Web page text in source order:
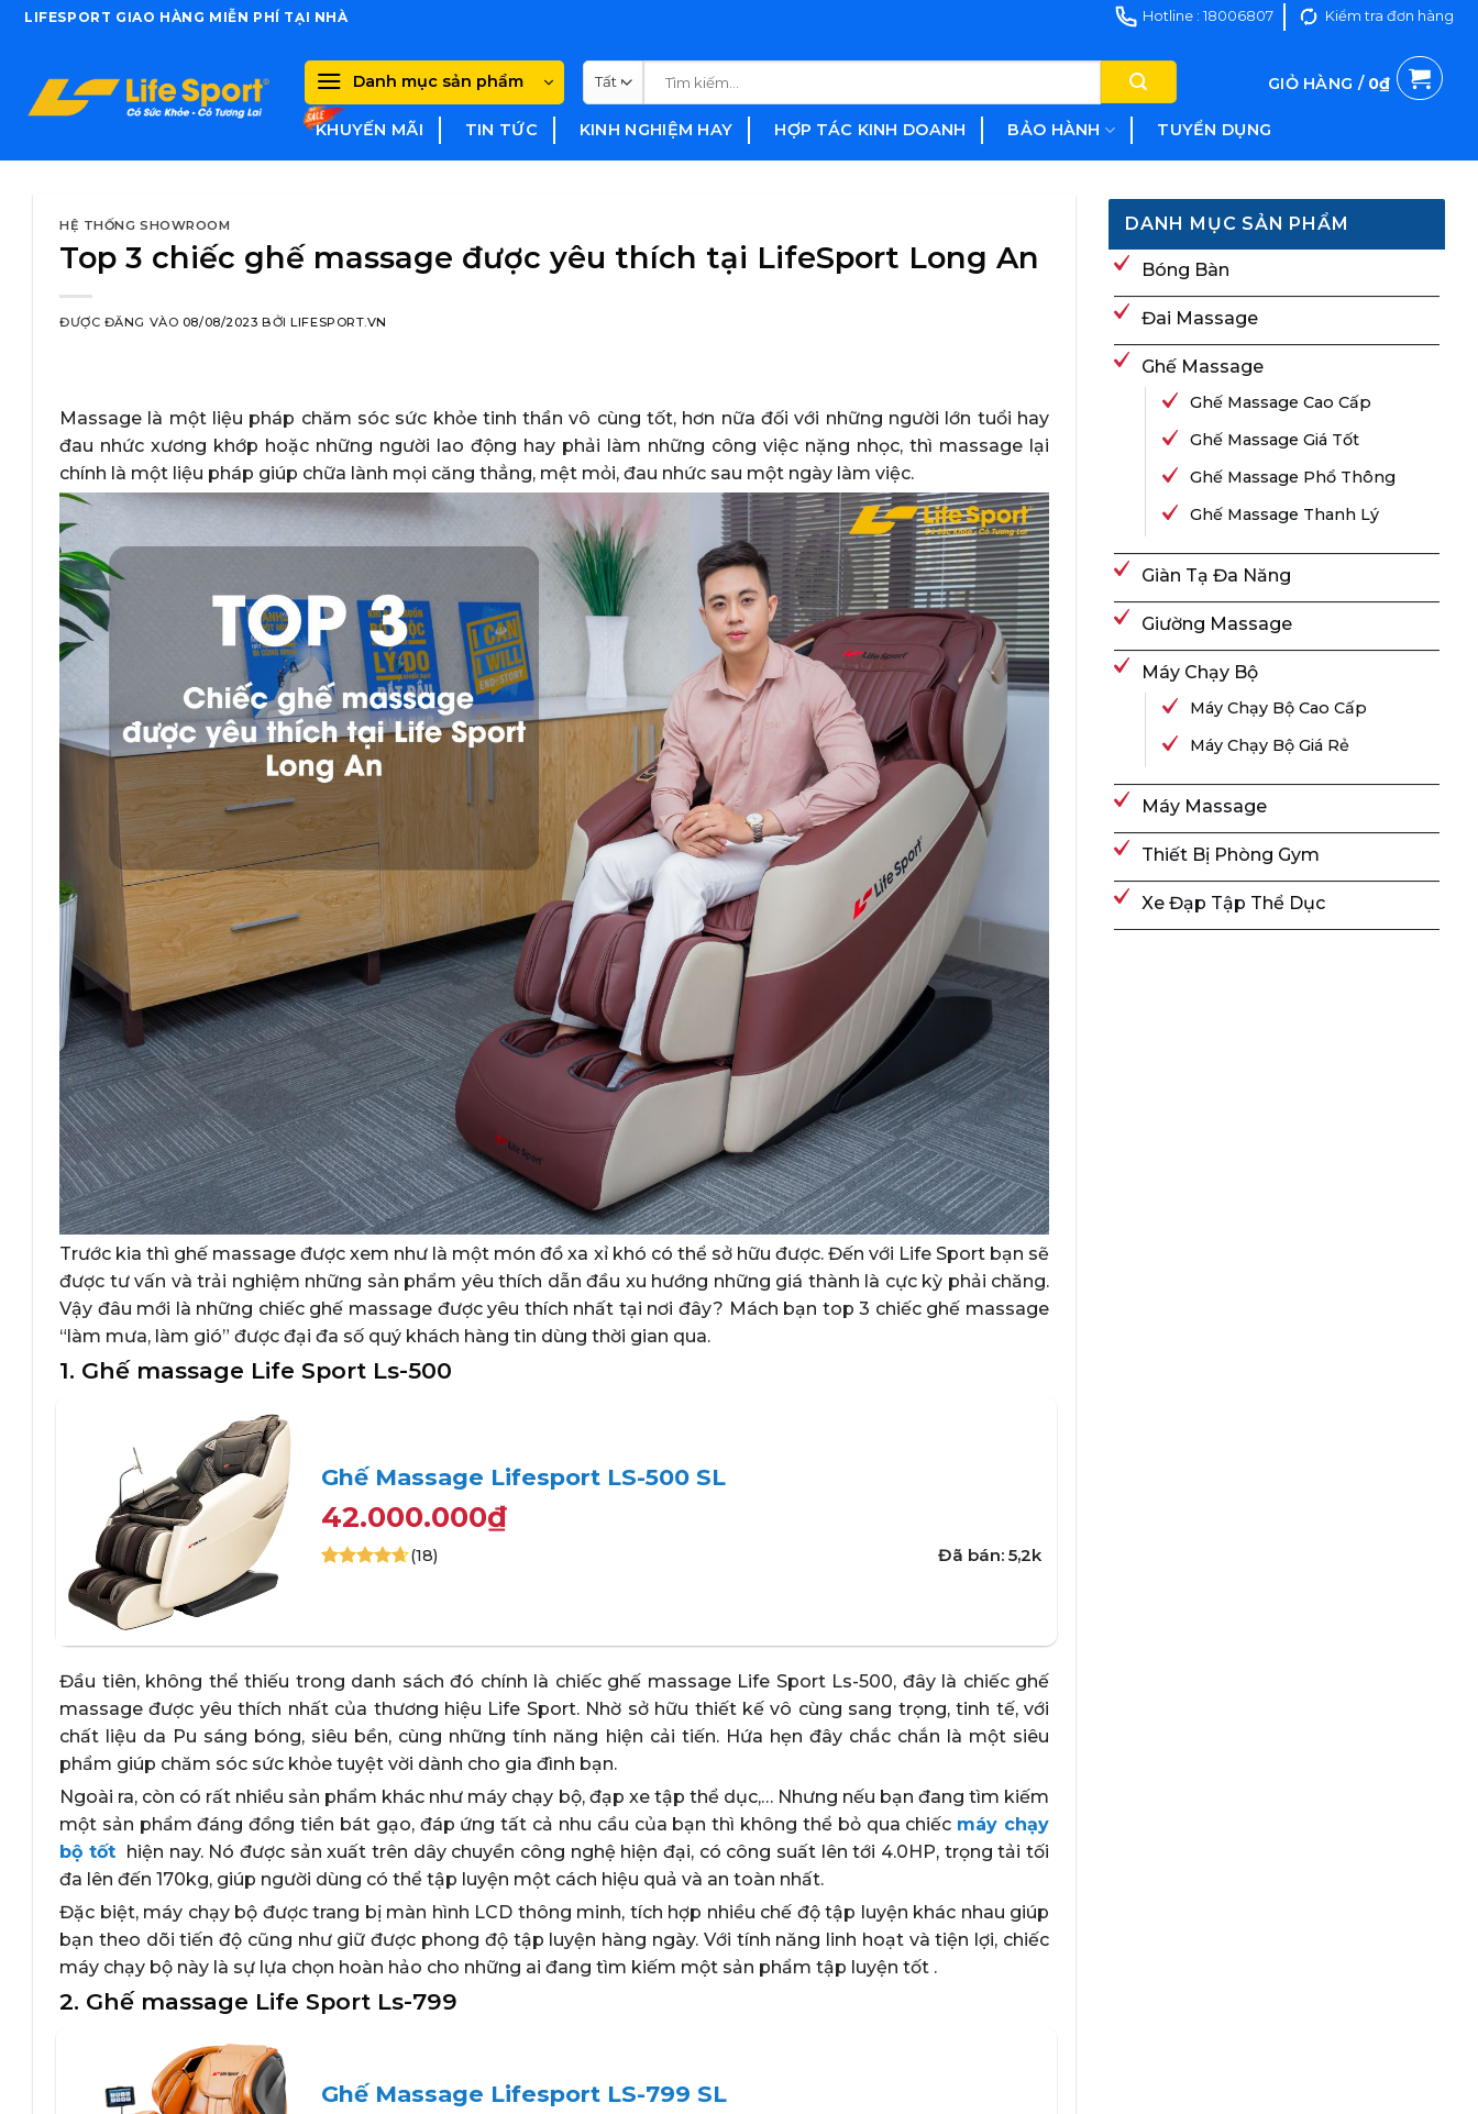
SkipLIFESPORT GIAO HÀNG MIỄN PHÍ TẠI NHÀ Hotline : 18006807 Kiểm tra đơn hàng
Danh mục sản phẩm
kiếm:
KHUYẾN MÃI TIN TỨC KINH NGHIỆM HAY HỢP TÁC KINH DOANH BẢO HÀNH TUYỂN DỤNG
GIỎ HÀNG / 0₫
HỆ THỐNG SHOWROOM
Top 3 chiếc ghế massage được yêu thích tại LifeSport Long An
ĐƯỢC ĐĂNG VÀO 08/08/2023 BỞILIFESPORT.VN
Massage là một liệu pháp chăm sóc sức khỏe tinh thần vô cùng tốt, hơn nữa đối với những người lớn tuổi hay
đau nhức xương khớp hoặc những người lao động hay phải làm những công việc nặng nhọc, thì massage lại
chính là một liệu pháp giúp chữa lành mọi căng thẳng, mệt mỏi, đau nhức sau một ngày làm việc.
Trước kia thì ghế massage được xem như là một món đồ xa xỉ khó có thể sở hữu được. Đến với Life Sport bạn sẽ
được tư vấn và trải nghiệm những sản phẩm yêu thích dẫn đầu xu hướng những giá thành là cực kỳ phải chăng.
Vậy đâu mới là những chiếc ghế massage được yêu thích nhất tại nơi đây? Mách bạn top 3 chiếc ghế massage
“làm mưa, làm gió” được đại đa số quý khách hàng tin dùng thời gian qua.
1. Ghế massage Life Sport Ls-500
Ghế Massage Lifesport LS-500 SL
42.000.000₫
(18) Đã bán: 5,2k
Đầu tiên, không thể thiếu trong danh sách đó chính là chiếc ghế massage Life Sport Ls-500, đây là chiếc ghế
massage được yêu thích nhất của thương hiệu Life Sport. Nhờ sở hữu thiết kế vô cùng sang trọng, tinh tế, với
chất liệu da Pu sáng bóng, siêu bền, cùng những tính năng hiện cải tiến. Hứa hẹn đây chắc chắn là một siêu
phẩm giúp chăm sóc sức khỏe tuyệt vời dành cho gia đình bạn.
Ngoài ra, còn có rất nhiều sản phẩm khác như máy chạy bộ, đạp xe tập thể dục,… Nhưng nếu bạn đang tìm kiếm
một sản phẩm đáng đồng tiền bát gạo, đáp ứng tất cả nhu cầu của bạn thì không thể bỏ qua chiếc máy chạy
bộ tốt hiện nay. Nó được sản xuất trên dây chuyền công nghệ hiện đại, có công suất lên tới 4.0HP, trọng tải tối
đa lên đến 170kg, giúp người dùng có thể tập luyện một cách hiệu quả và an toàn nhất.
Đặc biệt, máy chạy bộ được trang bị màn hình LCD thông minh, tích hợp nhiều chế độ tập luyện khác nhau giúp
bạn theo dõi tiến độ cũng như giữ được phong độ tập luyện hàng ngày. Với tính năng linh hoạt và tiện lợi, chiếc
máy chạy bộ này là sự lựa chọn hoàn hảo cho những ai đang tìm kiếm một sản phẩm tập luyện tốt .
2. Ghế massage Life Sport Ls-799
Ghế Massage Lifesport LS-799 SL
DANH MỤC SẢN PHẨM
Bóng Bàn
Đai Massage
Ghế Massage
Ghế Massage Cao Cấp
Ghế Massage Giá Tốt
Ghế Massage Phổ Thông
Ghế Massage Thanh Lý
Giàn Tạ Đa Năng
Giường Massage
Máy Chạy Bộ
Máy Chạy Bộ Cao Cấp
Máy Chạy Bộ Giá Rẻ
Máy Massage
Thiết Bị Phòng Gym
Xe Đạp Tập Thể Dục